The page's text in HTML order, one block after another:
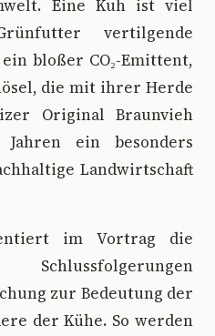
Eine Kuh ist viel
vertilgende
bloßer CO₂-Emittent,
die mit ihrer Herde
Original Braunvieh
ein besonders
Landwirtschaft
im Vortrag die
zur Bedeutung der
der Kühe. So werden